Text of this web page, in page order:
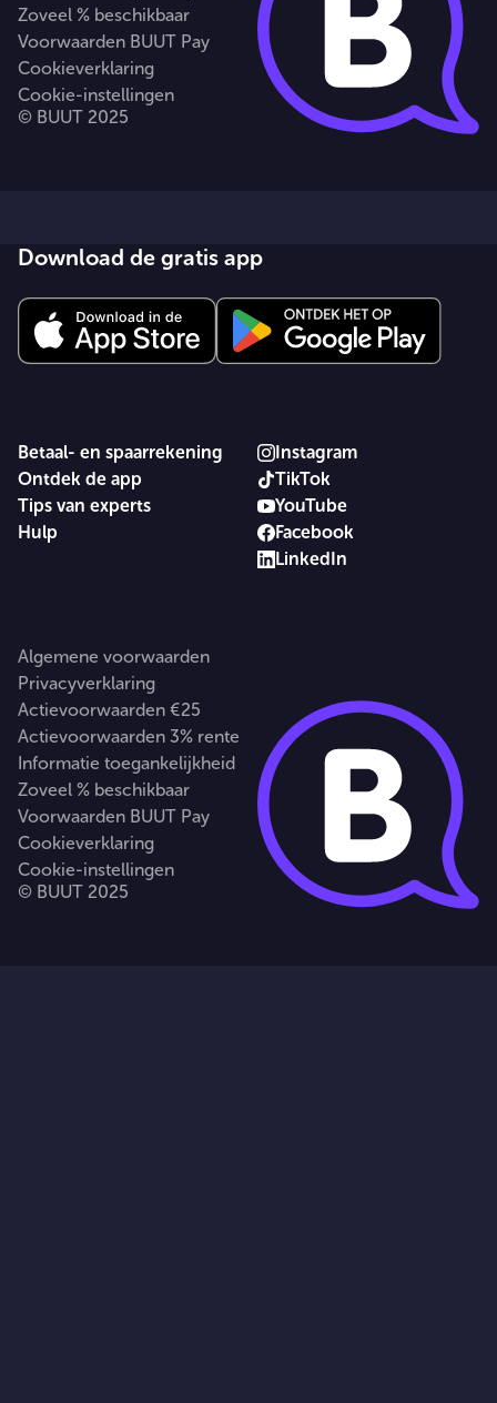
Zoveel % beschikbaar
Voorwaarden BUUT Pay
Cookieverklaring
Cookie-instellingen
© BUUT 2025
Download de gratis app
Betaal- en spaarrekening
Ontdek de app
Tips van experts
Hulp
Instagram
TikTok
YouTube
Facebook
LinkedIn
Algemene voorwaarden
Privacyverklaring
Actievoorwaarden €25
Actievoorwaarden 3% rente
Informatie toegankelijkheid
Zoveel % beschikbaar
Voorwaarden BUUT Pay
Cookieverklaring
Cookie-instellingen
© BUUT 2025